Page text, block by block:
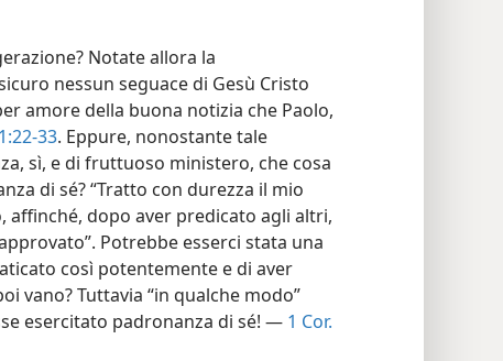
Notate allora la
nessun seguace di Gesù Cristo
amore della buona notizia che Paolo,
33. Eppure, nonostante tale
sì, e di fruttuoso ministero, che cosa
di sé? “Tratto con durezza il mio
affinché, dopo aver predicato agli altri,
Potrebbe esserci stata una
così potentemente e di aver
vano? Tuttavia “in qualche modo”
esercitato padronanza di sé! — 1 Cor.